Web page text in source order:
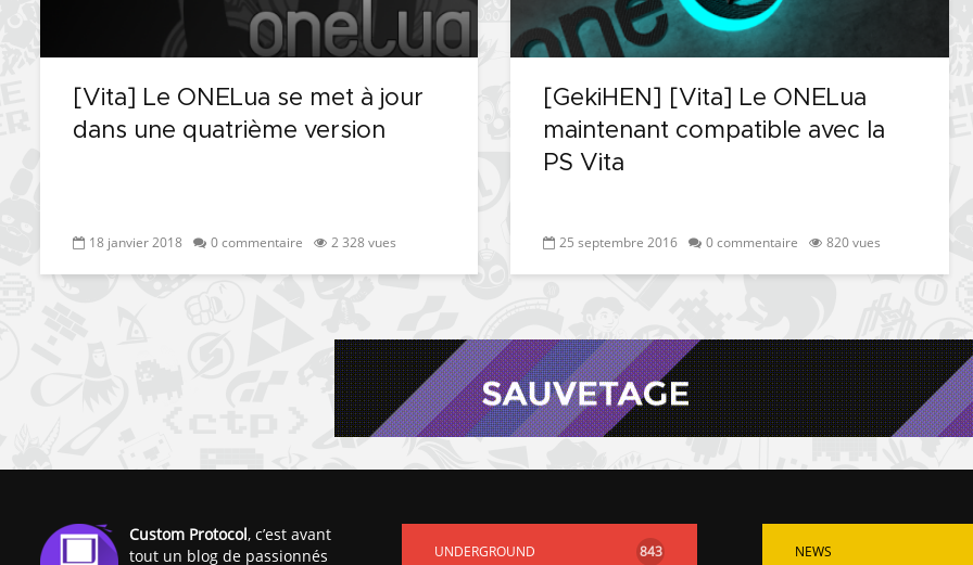
[Vita] Le ONELua se met à jour
dans une quatrième version
18 janvier 2018 0 commentaire 2 328 vues
[GekiHEN] [Vita] Le ONELua
maintenant compatible avec la
PS Vita
25 septembre 2016 0 commentaire 820 vues
Custom Protocol, c’est avant
tout un blog de passionnés
UNDERGROUND 843 NEWS